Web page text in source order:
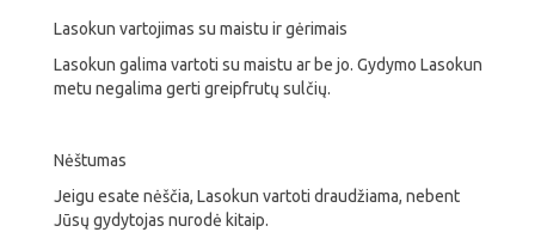
Lasokun vartojimas su maistu ir gėrimais
Lasokun galima vartoti su maistu ar be jo. Gydymo Lasokun
metu negalima gerti greipfrutų sulčių.
Nėštumas
Jeigu esate nėščia, Lasokun vartoti draudžiama, nebent
Jūsų gydytojas nurodė kitaip.